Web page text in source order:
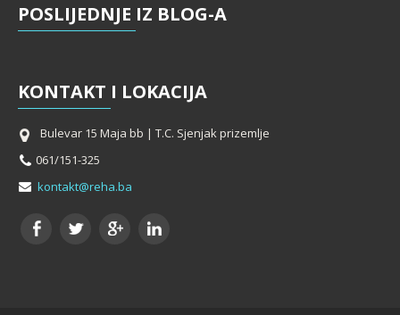
POSLIJEDNJE IZ BLOG-A
KONTAKT I LOKACIJA
Bulevar 15 Maja bb | T.C. Sjenjak prizemlje
061/151-325
kontakt@reha.ba